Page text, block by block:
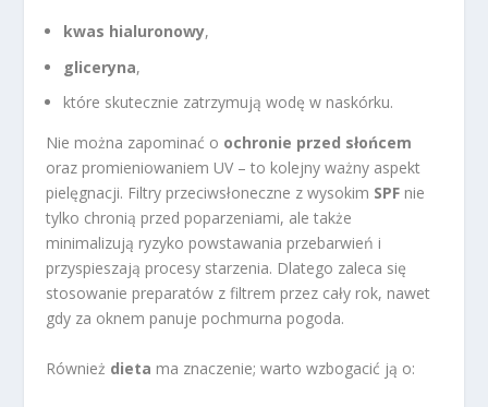
kwas hialuronowy,
gliceryna,
które skutecznie zatrzymują wodę w naskórku.
Nie można zapominać o ochronie przed słońcem
oraz promieniowaniem UV – to kolejny ważny aspekt
pielęgnacji. Filtry przeciwsłoneczne z wysokim SPF nie
tylko chronią przed poparzeniami, ale także
minimalizują ryzyko powstawania przebarwień i
przyspieszają procesy starzenia. Dlatego zaleca się
stosowanie preparatów z filtrem przez cały rok, nawet
gdy za oknem panuje pochmurna pogoda.
Również dieta ma znaczenie; warto wzbogacić ją o: